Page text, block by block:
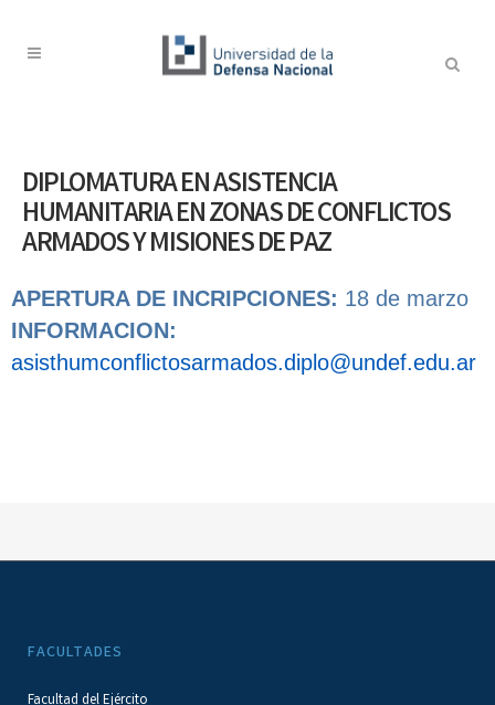
DIPLOMATURA EN ASISTENCIA
HUMANITARIA EN ZONAS DE CONFLICTOS
ARMADOS Y MISIONES DE PAZ
APERTURA DE INCRIPCIONES: 18 de marzo
INFORMACION:
asisthumconflictosarmados.diplo@undef.edu.ar
FACULTADES